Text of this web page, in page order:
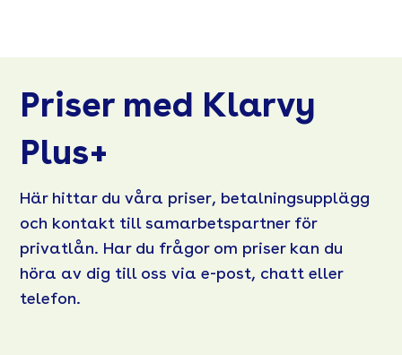
Priser med Klarvy
Plus+
Här hittar du våra priser, betalningsupplägg
och kontakt till samarbetspartner för
privatlån. Har du frågor om priser kan du
höra av dig till oss via e-post, chatt eller
telefon.